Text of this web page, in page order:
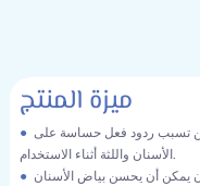
ميزة المنتج
● تسبب ردود فعل حساسة على
الأسنان واللثة أثناء الاستخدام.
●